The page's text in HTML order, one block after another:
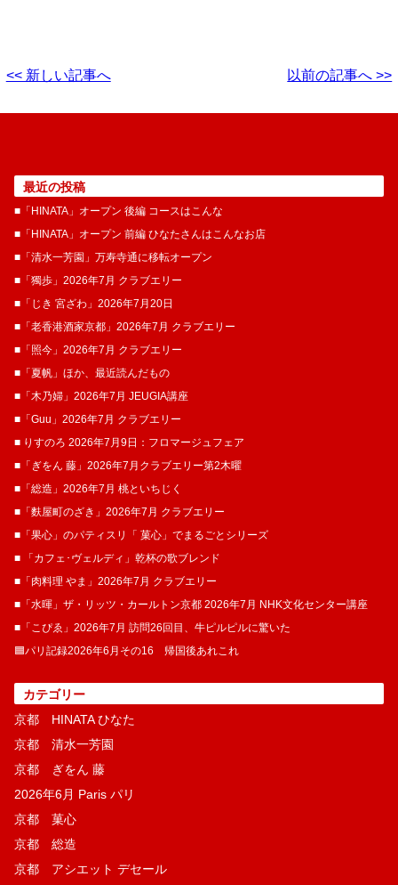
<< 新しい記事へ 以前の記事へ >>
最近の投稿
■「HINATA」オープン 後編 コースはこんな
■「HINATA」オープン 前編 ひなたさんはこんなお店
■「清水一芳園」万寿寺通に移転オープン
■「獨歩」2026年7月 クラブエリー
■「じき 宮ざわ」2026年7月20日
■「老香港酒家京都」2026年7月 クラブエリー
■「照今」2026年7月 クラブエリー
■「夏帆」ほか、最近読んだもの
■「木乃婦」2026年7月 JEUGIA講座
■「Guu」2026年7月 クラブエリー
■ りすのろ 2026年7月9日：フロマージュフェア
■「ぎをん 藤」2026年7月クラブエリー第2木曜
■「総造」2026年7月 桃といちじく
■「麩屋町のざき」2026年7月 クラブエリー
■「果心」のパティスリ「 菓​心」でまるごとシリーズ
■ 「カフェ･ヴェルディ」乾杯の歌ブレンド
■「肉料理 やま」2026年7月 クラブエリー
■「水暉」ザ・リッツ・カールトン京都 2026年7月 NHK文化センター講座
■「こぴゑ」2026年7月 訪問26回目、牛ピルピルに驚いた
🟦パリ記録2026年6月その16 帰国後あれこれ
カテゴリー
京都 HINATA ひなた
京都 清水一芳園
京都 ぎをん 藤
2026年6月 Paris パリ
京都 菓​心
京都 総造
京都 アシエット デセール